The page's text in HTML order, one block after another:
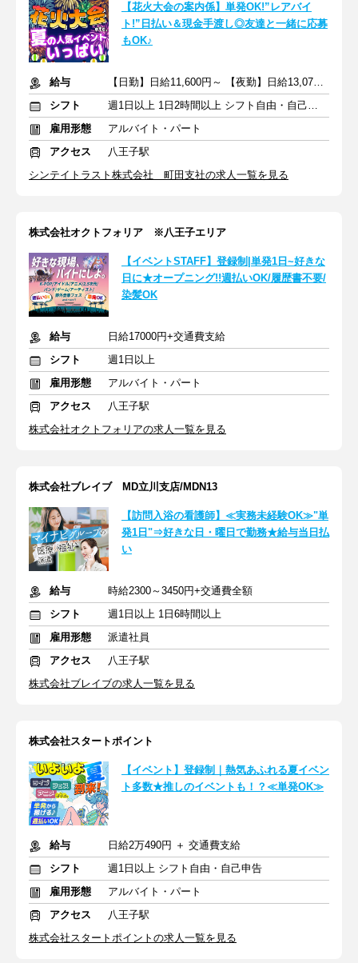
【花火大会の案内係】単発OK!”レアバイ
ト!”日払い＆現金手渡し◎友達と一緒に応募
もOK♪
給与
【日勤】日給11,600円～ 【夜勤】日給13,078円～
シフト
週1日以上 1日2時間以上 シフト自由・自己申告
雇用形態
アルバイト・パート
アクセス
八王子駅
シンテイトラスト株式会社 町田支社の求人一覧を見る
株式会社オクトフォリア ※八王子エリア
【イベントSTAFF】登録制|単発1日~好きな
日に★オープニング!!週払いOK/履歴書不要/
染髪OK
給与
日給17000円+交通費支給
シフト
週1日以上
雇用形態
アルバイト・パート
アクセス
八王子駅
株式会社オクトフォリアの求人一覧を見る
株式会社ブレイブ MD立川支店/MDN13
【訪問入浴の看護師】≪実務未経験OK≫"単
発1日"⇒好きな日・曜日で勤務★給与当日払
い
給与
時給2300～3450円+交通費全額
シフト
週1日以上 1日6時間以上
雇用形態
派遣社員
アクセス
八王子駅
株式会社ブレイブの求人一覧を見る
株式会社スタートポイント
【イベント】登録制｜熱気あふれる夏イベン
ト多数★推しのイベントも！？≪単発OK≫
給与
日給2万490円 ＋ 交通費支給
シフト
週1日以上 シフト自由・自己申告
雇用形態
アルバイト・パート
アクセス
八王子駅
株式会社スタートポイントの求人一覧を見る